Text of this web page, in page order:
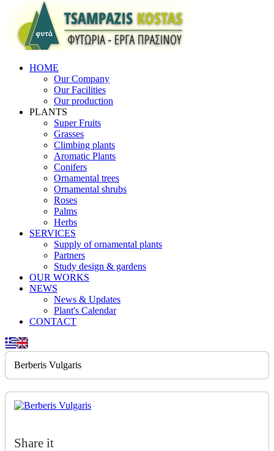
HOME
Our Company
Our Facilities
Our production
PLANTS
Super Fruits
Grasses
Climbing plants
Aromatic Plants
Conifers
Ornamental trees
Ornamental shrubs
Roses
Palms
Herbs
SERVICES
Supply of ornamental plants
Partners
Study design & gardens
OUR WORKS
NEWS
News & Updates
Plant's Calendar
CONTACT
Berberis Vulgaris
Share it